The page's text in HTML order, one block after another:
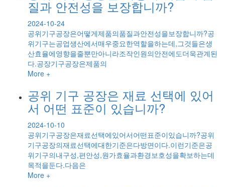
질과 안전성을 보장합니까?
2024-10-24
공위기구공장은어떻게제품의품질과안전성을보장합니까?공
위기구는공업생산에서매우중요한역할을하는데,그것들은생
산효율에영향을줄뿐만아니라조작인원의안전에도더욱관계된
다.공장기구공장은제품의
More +
공위 기구 공장은 재료 선택에 있어
서 어떤 표준이 있습니까?
2024-10-10
공위기구공장은재료선택에있어서어떤표준이있습니까?공위
기구공장의재료선택에대한기준은다방면이다.이런기준은공
위기구의내구성,편안성,원가효율과환경보호성을확보하는데
목적을둔다.다음은
More +